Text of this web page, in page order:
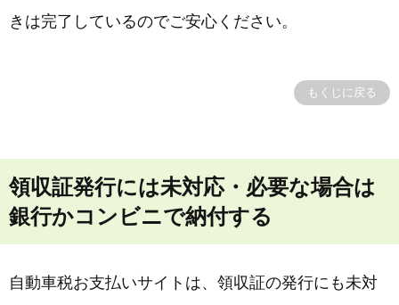
きは完了しているのでご安心ください。
もくじに戻る
領収証発行には未対応・必要な場合は
銀行かコンビニで納付する
自動車税お支払いサイトは、領収証の発行にも未対